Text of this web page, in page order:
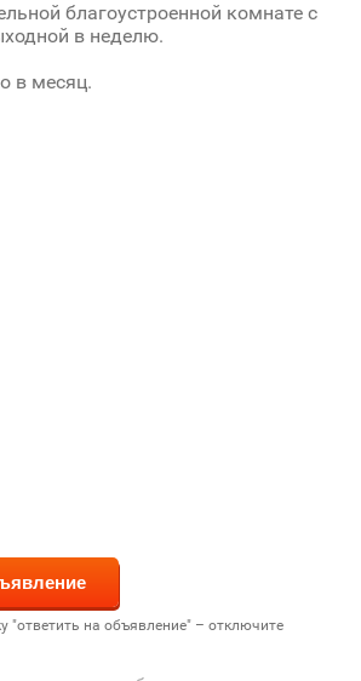
благоустроенной комнате с
в неделю.
в месяц.
"ответить на объявление" – отключите